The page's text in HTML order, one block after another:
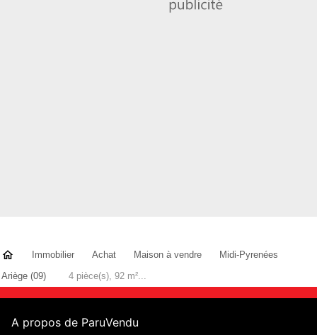
Immobilier Achat Maison à vendre
Midi-Pyrenées
Ariège (09)
4 pièce(s), 92 m²...
A propos de ParuVendu